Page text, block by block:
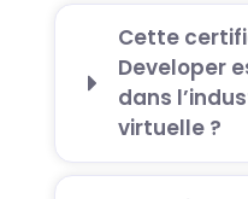
Cette
Developer
dans
virtuelle ?